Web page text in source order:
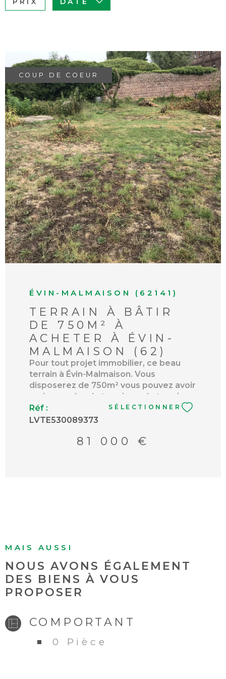
ACTUALITÉS
BLOG
ÉVIN-MALMAISON (62141)
TERRAIN À BÂTIR
DE 750M² À
ACHETER À ÉVIN-
MALMAISON (62)
Pour tout projet immobilier, ce beau
terrain à Évin-Malmaison. Vous
disposerez de 750m² vous pouvez avoir
moins ou plus de terrain car le terrain n
est toujours pas bornee le terrain est
en 2rang pas viabilisee pour réaliser
votre maison familiale. L'agence
Réf :
LVTE530089373
SÉLECTIONNER
81 000 €
COUP DE COEUR
VOIR LE BIEN
MAIS AUSSI
NOUS AVONS ÉGALEMENT
DES BIENS À VOUS
PROPOSER
COMPORTANT
0 Pièce
Pièces
PIÈCES
RÉFÉRENCE
CRITÈRES
SUPPLÉMENTAIRES
Piscine
Parking
Terrasse
RECHERCHER